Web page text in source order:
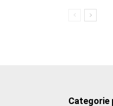
Categorie